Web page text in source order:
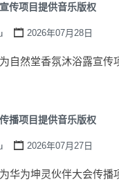
传项目提供音乐版权
2026年07月28日
自然堂香氛沐浴露宣
播项目提供音乐版权
2026年07月27日
华为坤灵伙伴大会传